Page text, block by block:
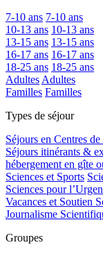
7-10 ans 7-10 ans
10-13 ans 10-13 ans
13-15 ans 13-15 ans
16-17 ans 16-17 ans
18-25 ans 18-25 ans
Adultes Adultes
Familles Familles
Types de séjour
Séjours en Centres de
Séjours itinérants &
hébergement en gîte
Sciences et Sports
Sciences pour
Vacances et Soutien
Journalisme
Groupes